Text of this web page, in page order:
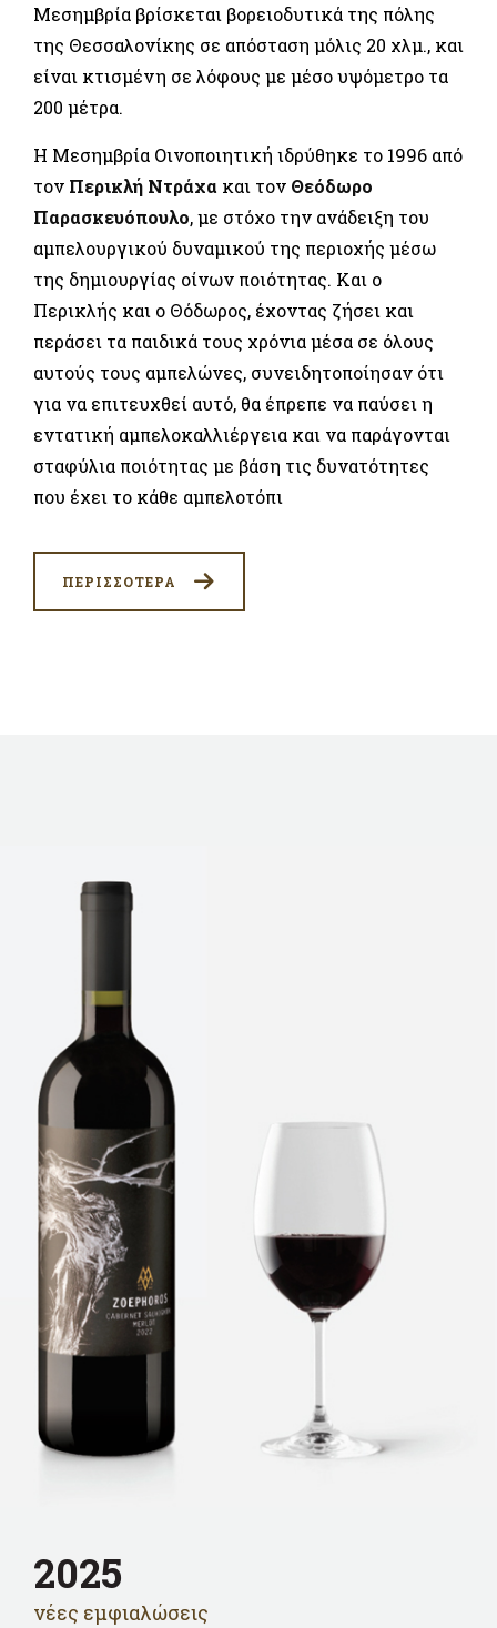
Μεσημβρία βρίσκεται βορειοδυτικά της πόλης
της Θεσσαλονίκης σε απόσταση μόλις 20 χλμ., και
είναι κτισμένη σε λόφους με μέσο υψόμετρο τα
200 μέτρα.
Η Μεσημβρία Οινοποιητική ιδρύθηκε το 1996 από
τον Περικλή Ντράχα και τον Θεόδωρο
Παρασκευόπουλο, με στόχο την ανάδειξη του
αμπελουργικού δυναμικού της περιοχής μέσω
της δημιουργίας οίνων ποιότητας. Και ο
Περικλής και ο Θόδωρος, έχοντας ζήσει και
περάσει τα παιδικά τους χρόνια μέσα σε όλους
αυτούς τους αμπελώνες, συνειδητοποίησαν ότι
για να επιτευχθεί αυτό, θα έπρεπε να παύσει η
εντατική αμπελοκαλλιέργεια και να παράγονται
σταφύλια ποιότητας με βάση τις δυνατότητες
που έχει το κάθε αμπελοτόπι
ΠΕΡΙΣΣΟΤΕΡΑ
2025
νέες εμφιαλώσεις